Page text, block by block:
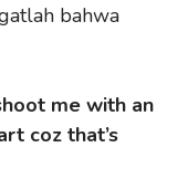
bahwa
me with an
coz that’s